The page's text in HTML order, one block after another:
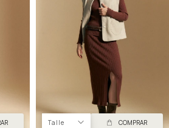
Talle COMPRAR